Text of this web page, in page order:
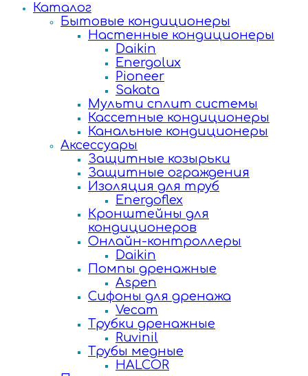
Каталог
Бытовые кондиционеры
Настенные кондиционеры
Daikin
Energolux
Pioneer
Sakata
Мульти сплит системы
Кассетные кондиционеры
Канальные кондиционеры
Аксессуары
Защитные козырьки
Защитные ограждения
Изоляция для труб
Energoflex
Кронштейны для
кондиционеров
Онлайн-контроллеры
Daikin
Помпы дренажные
Aspen
Сифоны для дренажа
Vecam
Трубки дренажные
Ruvinil
Трубы медные
HALCOR